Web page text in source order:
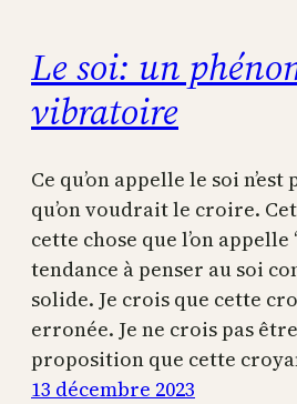
Le soi: un
vibratoire
Ce qu’on appelle le soi
qu’on voudrait le croire.
cette chose que l’on appelle
tendance à penser au soi
solide. Je crois que cette
erronée. Je ne crois pas
proposition que cette
13 décembre 2023